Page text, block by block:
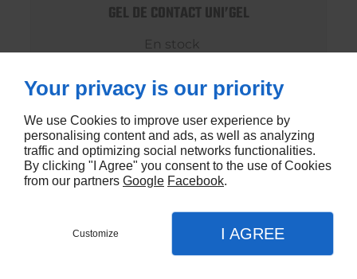
GEL DE CONTACT UNI’GEL
En stock
Your privacy is our priority
We use Cookies to improve user experience by
personalising content and ads, as well as analyzing
traffic and optimizing social networks functionalities.
By clicking "I Agree" you consent to the use of Cookies
from our partners Google Facebook.
Customize I AGREE